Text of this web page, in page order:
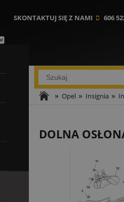
SKONTAKTUJ SIĘ Z NAMI 606
» Opel » Insignia »
DOLNA